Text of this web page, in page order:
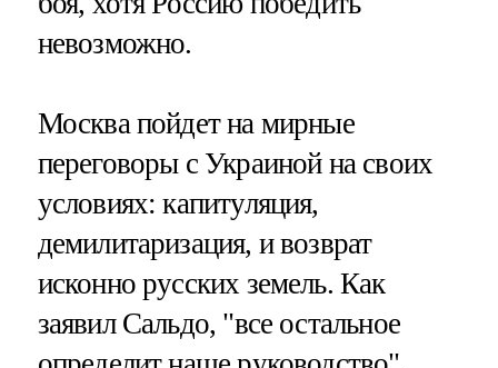
невозможно.
Москва пойдет на мирные
переговоры с Украиной на своих
условиях: капитуляция,
демилитаризация, и возврат
исконно русских земель. Как
заявил Сальдо, "все остальное